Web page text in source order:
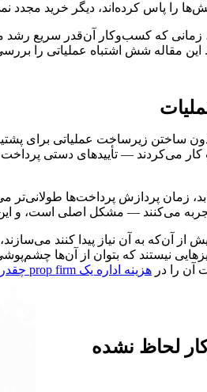
پاس کرده‌اند، دیگر خرید مجدد
که کسب‌وکار آن‌قدر سریع رشد
ساختن زیرساخت عملیاتی برای
زمان پردازش پرداخت‌ها
می‌کنند — مشکل اصلی است، و
از آن‌که به آن نیاز پیدا کنند
را در هزینه اداره یک prop firm چقدر است و چگونه آن را پایش کنیم
لحاظ نشده